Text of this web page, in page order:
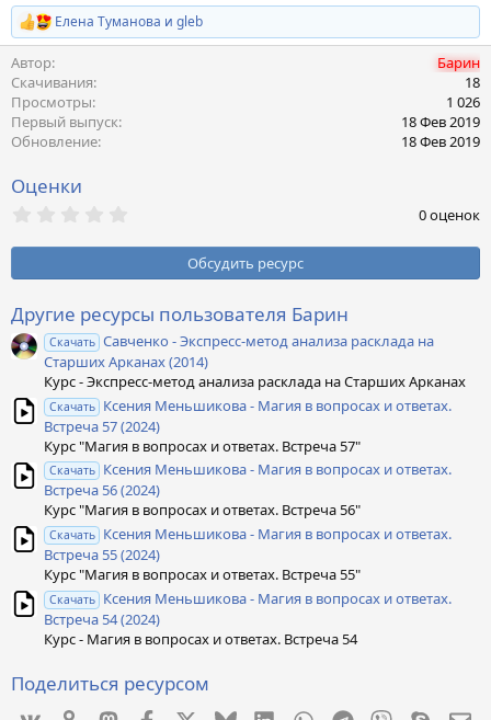
Р
е
а
к
ц
и
и
:
Елена Туманова и gleb
Автор
Барин
Скачивания
18
Просмотры
1 026
Первый выпуск
18 Фев 2019
Обновление
18 Фев 2019
Оценки
0
з
ё
з
д
0 оценок
Обсудить ресурс
Другие ресурсы пользователя Барин
Скачать Савченко - Экспресс-метод анализа расклада на
Старших Арканах (2014)
Курс - Экспресс-метод анализа расклада на Старших Арканах
Скачать Ксения Меньшикова - Магия в вопросах и ответах.
Встреча 57 (2024)
Курс "Магия в вопросах и ответах. Встреча 57"
Скачать Ксения Меньшикова - Магия в вопросах и ответах.
Встреча 56 (2024)
Курс "Магия в вопросах и ответах. Встреча 56"
Скачать Ксения Меньшикова - Магия в вопросах и ответах.
Встреча 55 (2024)
Курс "Магия в вопросах и ответах. Встреча 55"
Скачать Ксения Меньшикова - Магия в вопросах и ответах.
Встреча 54 (2024)
Курс - Магия в вопросах и ответах. Встреча 54
Поделиться ресурсом